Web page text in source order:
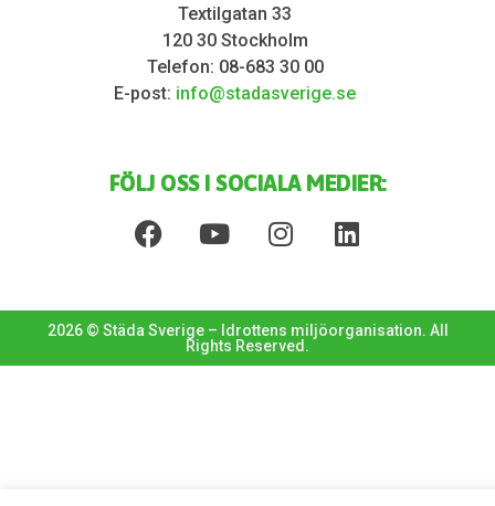
Textilgatan 33
120 30 Stockholm
Telefon: 08-683 30 00
E-post: info@stadasverige.se
FÖLJ OSS I SOCIALA MEDIER:
2026 © Städa Sverige – Idrottens miljöorganisation. All
Rights Reserved.